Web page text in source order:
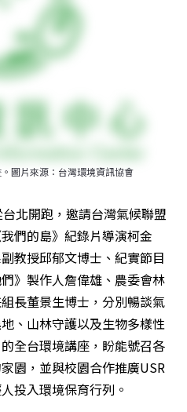
圖片來源：台灣環境資訊協會
北開跑，邀請台灣氣候聯盟
們的島》紀錄片導演柯金
教授邱郁文博士、紀實節目
》製作人詹偉雄、農委會林
長董景生博士，分別暢談氣
、山林守護以及生物多樣性
全台環境講座，盼能號召各
園，並與校園合作推廣USR
投入環境保育行列。